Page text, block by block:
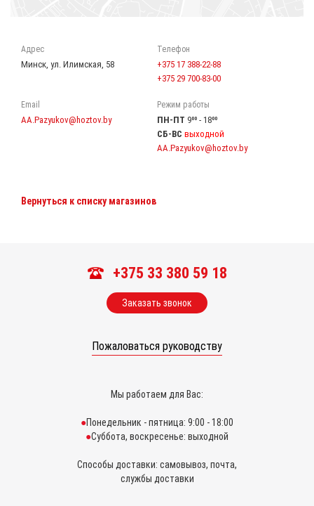
Адрес
Минск, ул. Илимская, 58
Телефон
+375 17 388-22-88
+375 29 700-83-00
Email
AA.Pazyukov@hoztov.by
Режим работы
ПН-ПТ 9⁰⁰ - 18⁰⁰
СБ-ВС выходной
AA.Pazyukov@hoztov.by
Вернуться к списку магазинов
+375 33 380 59 18
Заказать звонок
Пожаловаться руководству
Мы работаем для Вас:
Понедельник - пятница: 9:00 - 18:00
Суббота, воскресенье: выходной
Способы доставки: самовывоз, почта,
службы доставки